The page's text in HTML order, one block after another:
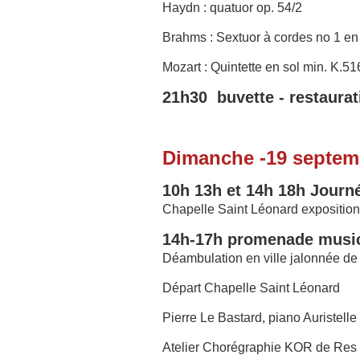
Haydn : quatuor op. 54/2
Brahms : Sextuor à cordes no 1
Mozart : Quintette en sol min.
21h30 buvette -
Dimanche -19
10h 13h et 14h 18h
Chapelle Saint Léonard exposition
14h-17h promenade
Déambulation en ville jalonnée
Départ Chapelle Saint Léonard
Pierre Le Bastard, piano
Atelier Chorégraphie KOR de Res